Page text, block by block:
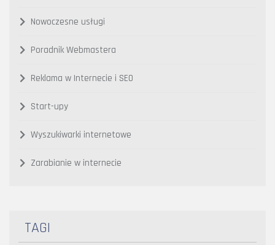
Nowoczesne usługi
Poradnik Webmastera
Reklama w Internecie i SEO
Start-upy
Wyszukiwarki internetowe
Zarabianie w internecie
TAGI